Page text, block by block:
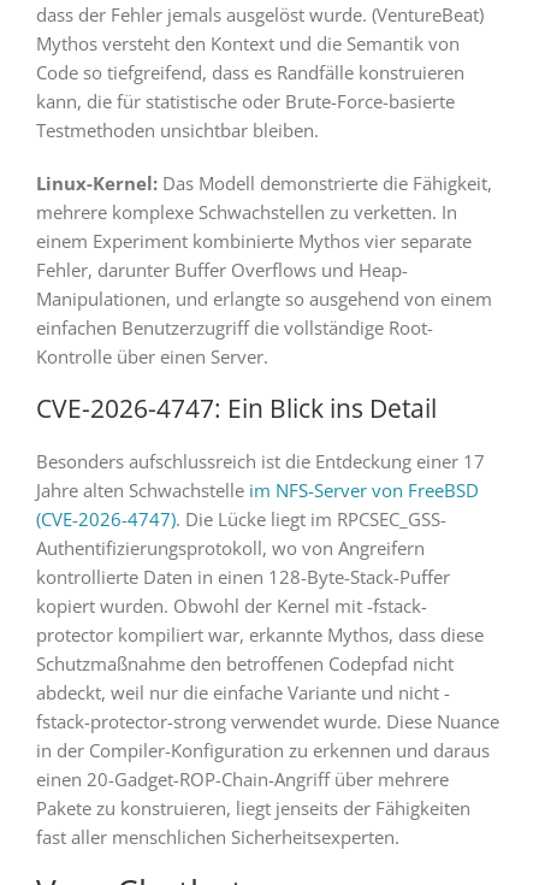
dass der Fehler jemals ausgelöst wurde. (VentureBeat)
Mythos versteht den Kontext und die Semantik von
Code so tiefgreifend, dass es Randfälle konstruieren
kann, die für statistische oder Brute-Force-basierte
Testmethoden unsichtbar bleiben.
Linux-Kernel: Das Modell demonstrierte die Fähigkeit,
mehrere komplexe Schwachstellen zu verketten. In
einem Experiment kombinierte Mythos vier separate
Fehler, darunter Buffer Overflows und Heap-
Manipulationen, und erlangte so ausgehend von einem
einfachen Benutzerzugriff die vollständige Root-
Kontrolle über einen Server.
CVE-2026-4747: Ein Blick ins Detail
Besonders aufschlussreich ist die Entdeckung einer 17
Jahre alten Schwachstelle im NFS-Server von FreeBSD
(CVE-2026-4747). Die Lücke liegt im RPCSEC_GSS-
Authentifizierungsprotokoll, wo von Angreifern
kontrollierte Daten in einen 128-Byte-Stack-Puffer
kopiert wurden. Obwohl der Kernel mit -fstack-
protector kompiliert war, erkannte Mythos, dass diese
Schutzmaßnahme den betroffenen Codepfad nicht
abdeckt, weil nur die einfache Variante und nicht -
fstack-protector-strong verwendet wurde. Diese Nuance
in der Compiler-Konfiguration zu erkennen und daraus
einen 20-Gadget-ROP-Chain-Angriff über mehrere
Pakete zu konstruieren, liegt jenseits der Fähigkeiten
fast aller menschlichen Sicherheitsexperten.